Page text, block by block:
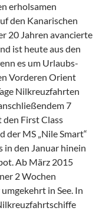
erholsamen
den Kanarischen
20 Jahren avancierte
ist heute aus den
es um Urlaubs-
Vorderen Orient
Nilkreuzfahrten
7
First Class
der MS „Nile Smart“
in den Januar hinein
Ab März 2015
2 Wochen
in See. In